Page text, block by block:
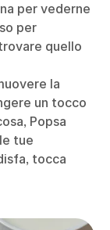
per vederne
per
quello
la
un tocco
Popsa
tue
tocca